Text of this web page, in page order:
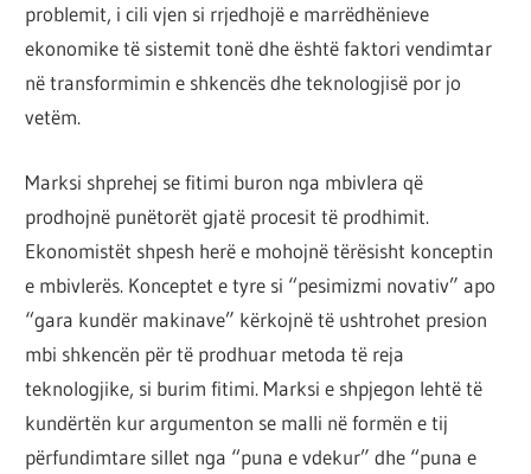
problemit, i cili vjen si rrjedhojë e marrëdhënieve
ekonomike të sistemit tonë dhe është faktori vendimtar
në transformimin e shkencës dhe teknologjisë por jo
vetëm.
Marksi shprehej se fitimi buron nga mbivlera që
prodhojnë punëtorët gjatë procesit të prodhimit.
Ekonomistët shpesh herë e mohojnë tërësisht konceptin
e mbivlerës. Konceptet e tyre si “pesimizmi novativ” apo
“gara kundër makinave” kërkojnë të ushtrohet presion
mbi shkencën për të prodhuar metoda të reja
teknologjike, si burim fitimi. Marksi e shpjegon lehtë të
kundërtën kur argumenton se malli në formën e tij
përfundimtare sillet nga “puna e vdekur” dhe “puna e